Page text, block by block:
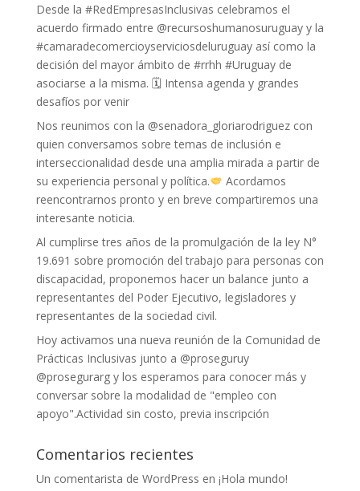
Desde la #RedEmpresasInclusivas celebramos el
acuerdo firmado entre @recursoshumanosuruguay y la
#camaradecomercioyserviciosdeluruguay así como la
decisión del mayor ámbito de #rrhh #Uruguay de
asociarse a la misma. 🗓 Intensa agenda y grandes
desafíos por venir
Nos reunimos con la @senadora_gloriarodriguez con
quien conversamos sobre temas de inclusión e
interseccionalidad desde una amplia mirada a partir de
su experiencia personal y política.
Acordamos
reencontrarnos pronto y en breve compartiremos una
interesante noticia.
Al cumplirse tres años de la promulgación de la ley N°
19.691 sobre promoción del trabajo para personas con
discapacidad, proponemos hacer un balance junto a
representantes del Poder Ejecutivo, legisladores y
representantes de la sociedad civil.
Hoy activamos una nueva reunión de la Comunidad de
Prácticas Inclusivas junto a @proseguruy
@prosegurarg y los esperamos para conocer más y
conversar sobre la modalidad de "empleo con
apoyo".Actividad sin costo, previa inscripción
Comentarios recientes
Un comentarista de WordPress en ¡Hola mundo!